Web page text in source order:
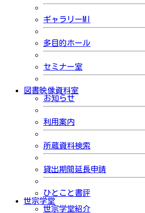
ギャラリーMI
多目的ホール
セミナー室
図書映像資料室
お知らせ
利用案内
所蔵資料検索
貸出期間延長申請
ひとこと書評
世宗学堂
世宗学堂紹介